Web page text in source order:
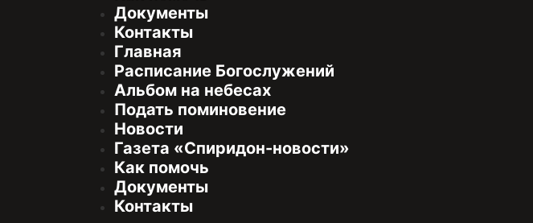
Документы
Контакты
Главная
Расписание Богослужений
Альбом на небесах
Подать поминовение
Новости
Газета «Спиридон-новости»
Как помочь
Документы
Контакты